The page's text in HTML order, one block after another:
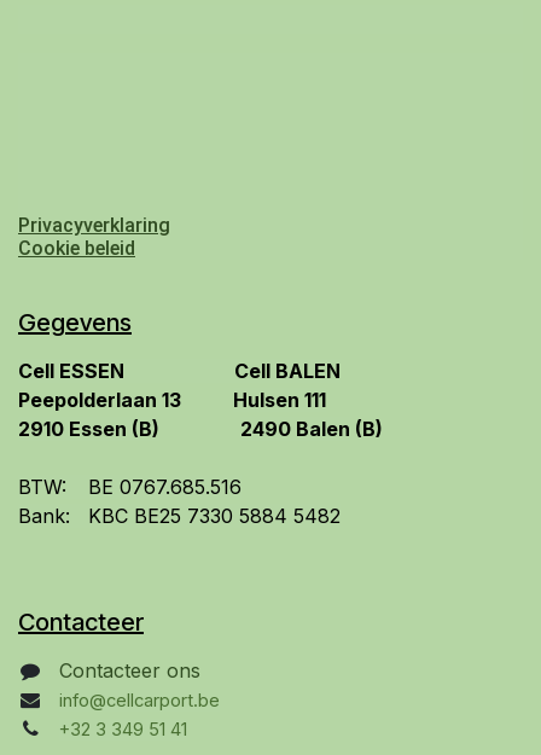
Privacyverklaring
Cookie beleid
Gegevens
​Cell ESSEN
​Cell BALEN
​Peepolderlaan 13
Hulsen 111
2910 Essen (B)
2490 Balen (B)
BTW:
​BE 0767.685.516
Bank:
​KBC BE25 7330 5884 5482
Contacteer
Contacteer ons
info@cellcarport.be
+32 3 349 51 41